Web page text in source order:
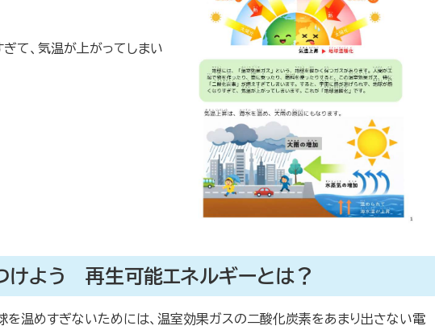
て、気温が上がってしまい
よう 再生可能エネルギーとは？
を温めすぎないためには、温室効果ガスの二酸化炭素をあまり出さない電